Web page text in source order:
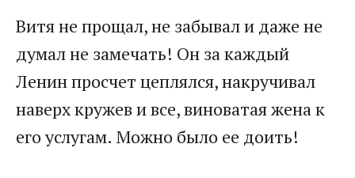
Витя не прощал, не забывал и даже не
думал не замечать! Он за каждый
Ленин просчет цеплялся, накручивал
наверх кружев и все, виноватая жена к
его услугам. Можно было ее доить!